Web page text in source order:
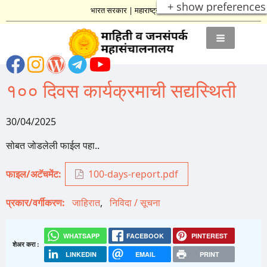
+ show preferences
भारत सरकार|महाराष्ट्र शासन
१०० दिवस कार्यक्रमाची सद्यस्थिती
30/04/2025
सोबत जोडलेली फाईल पहा..
फाइल/अटॅचमेंट 100-days-report.pdf
प्रकार/वर्गीकरण जाहिरात निविदा / सूचना
शेअर करा :
WHATSAPP FACEBOOK PINTEREST
LINKEDIN EMAIL PRINT